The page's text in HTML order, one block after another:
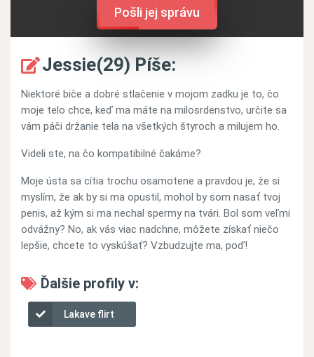
Pošli jej správu
Jessie(29) Píše:
Niektoré biče a dobré stlačenie v mojom zadku je to, čo
moje telo chce, keď ma máte na milosrdenstvo, určite sa
vám páči držanie tela na všetkých štyroch a milujem ho.
Videli ste, na čo kompatibilné čakáme?
Moje ústa sa cítia trochu osamotene a pravdou je, že si
myslím, že ak by si ma opustil, mohol by som nasať tvoj
penis, až kým si ma nechal spermy na tvári. Bol som veľmi
odvážny? No, ak vás viac nadchne, môžete získať niečo
lepšie, chcete to vyskúšať? Vzbudzujte ma, poď!
Ďalšie profily v:
Lakave flirt